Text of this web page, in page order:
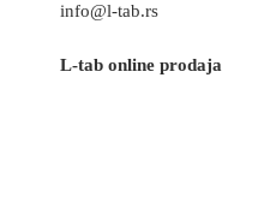
info@l-tab.rs
L-tab online prodaja